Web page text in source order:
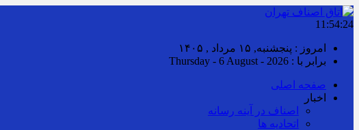
11:54:25
امروز : پنجشنبه, ۱۵ مرداد , ۱۴۰۵
برابر با : Thursday - 6 August - 2026
صفحه اصلی
اخبار
اصناف در آینه رسانه
اتحادیه ها